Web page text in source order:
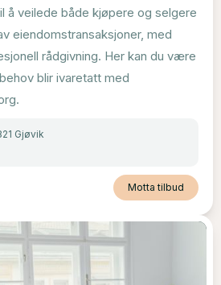
å veilede både kjøpere og selgere
eiendomstransaksjoner, med
rådgivning. Her kan du være
blir ivaretatt med
Gjøvik
Motta tilbud